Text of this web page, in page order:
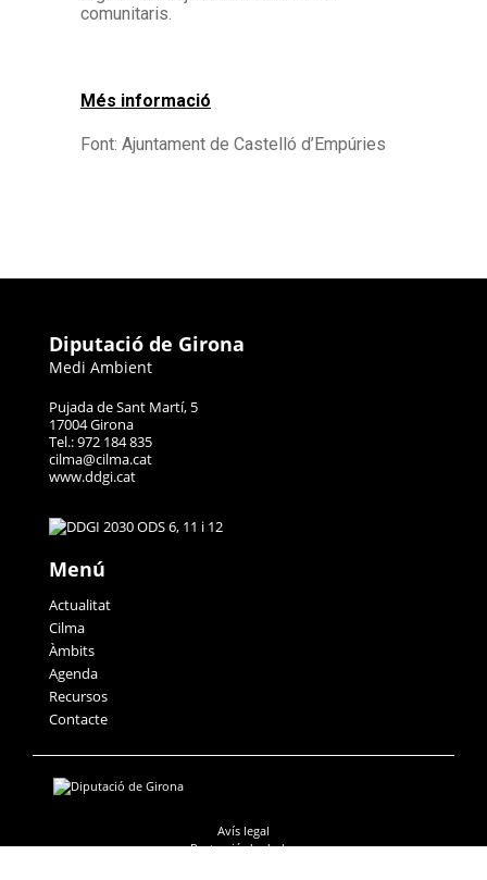
comunitaris.
Més informació
Font: Ajuntament de Castelló d’Empúries
Diputació de Girona
Medi Ambient
Pujada de Sant Martí, 5
17004 Girona
Tel.: 972 184 835
cilma@cilma.cat
www.ddgi.cat
Menú
Actualitat
Cilma
Àmbits
Agenda
Recursos
Contacte
Avís legal
Protecció de dades